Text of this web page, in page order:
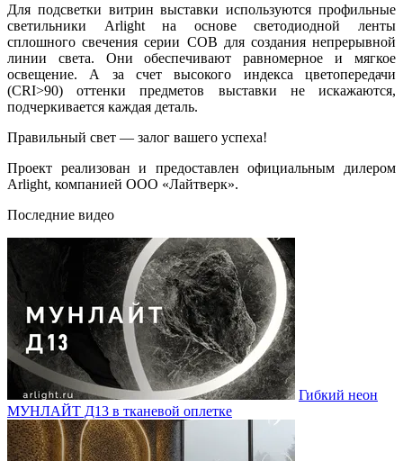
Для подсветки витрин выставки используются профильные
светильники Arlight на основе светодиодной ленты
сплошного свечения серии COB для создания непрерывной
линии света. Они обеспечивают равномерное и мягкое
освещение. А за счет высокого индекса цветопередачи
(CRI>90) оттенки предметов выставки не искажаются,
подчеркивается каждая деталь.
Правильный свет — залог вашего успеха!
Проект реализован и предоставлен официальным дилером
Arlight, компанией ООО «Лайтверк».
Последние видео
Гибкий неон
МУНЛАЙТ Д13 в тканевой оплетке